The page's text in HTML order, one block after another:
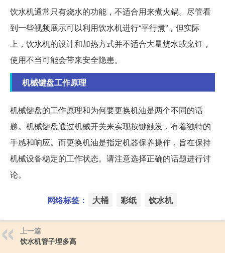
饮水机通常只有烧水的功能，不适合用来煮火锅。尽管看
到一些视频展示可以利用饮水机进行“平行煮”，但实际
上，饮水机的设计和加热方式并不适合大量烧水或烹饪，
使用不当可能会带来安全隐患。
机械键盘工作原理
机械键盘的工作原理和为何要更换机油是两个不同的话
题。机械键盘通过机械开关来实现按键触发，有着独特的
手感和响应。而更换机油是指定机器保养操作，旨在保持
机械设备稳定的工作状态。请注意选择正确的话题进行讨
论。
网络标签： 大桶 彩纸 饮水机
上一篇
饮水机管子埋多高